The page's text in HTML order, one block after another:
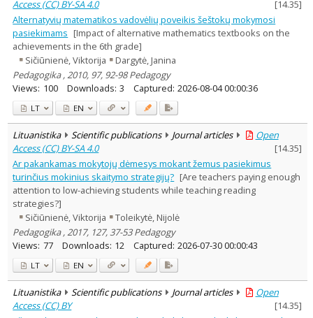
Access (CC) BY-SA 4.0
[14.35]
Alternatyvių matematikos vadovėlių poveikis šeštokų mokymosi
pasiekimams [Impact of alternative mathematics textbooks on the
achievements in the 6th grade]
Sičiūnienė, Viktorija
Dargytė, Janina
Pedagogika , 2010, 97, 92-98 Pedagogy
Views: 100 Downloads: 3 Captured: 2026-08-04 00:00:36
LT EN
Lituanistika Scientific publications Journal articles
Open
Access (CC) BY-SA 4.0
[14.35]
Ar pakankamas mokytojų dėmesys mokant žemus pasiekimus
turinčius mokinius skaitymo strategijų? [Are teachers paying enough
attention to low-achieving students while teaching reading
strategies?]
Sičiūnienė, Viktorija
Toleikytė, Nijolė
Pedagogika , 2017, 127, 37-53 Pedagogy
Views: 77 Downloads: 12 Captured: 2026-07-30 00:00:43
LT EN
Lituanistika Scientific publications Journal articles
Open
Access (CC) BY
[14.35]